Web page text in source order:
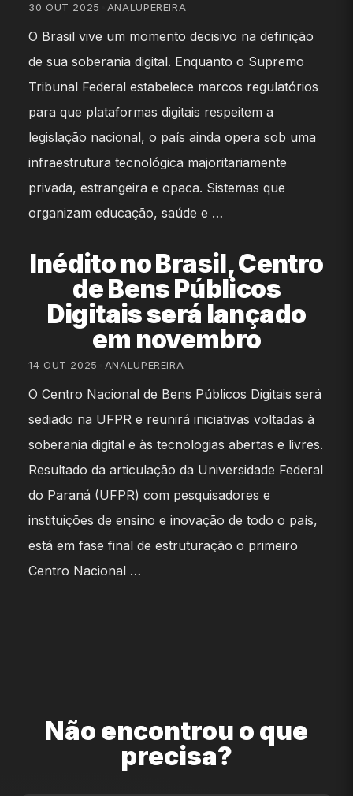
30 OUT 2025 ANALUPEREIRA
O Brasil vive um momento decisivo na definição
de sua soberania digital. Enquanto o Supremo
Tribunal Federal estabelece marcos regulatórios
para que plataformas digitais respeitem a
legislação nacional, o país ainda opera sob uma
infraestrutura tecnológica majoritariamente
privada, estrangeira e opaca. Sistemas que
organizam educação, saúde e …
Inédito no Brasil, Centro
de Bens Públicos
Digitais será lançado
em novembro
14 OUT 2025 ANALUPEREIRA
O Centro Nacional de Bens Públicos Digitais será
sediado na UFPR e reunirá iniciativas voltadas à
soberania digital e às tecnologias abertas e livres.
Resultado da articulação da Universidade Federal
do Paraná (UFPR) com pesquisadores e
instituições de ensino e inovação de todo o país,
está em fase final de estruturação o primeiro
Centro Nacional …
Não encontrou o que
precisa?